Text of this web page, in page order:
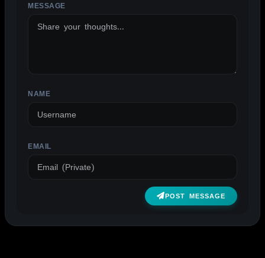
MESSAGE
NAME
EMAIL
POST MESSAGE
ALTERNATIVE: